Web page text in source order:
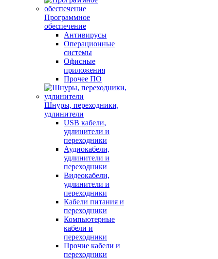
Программное
обеспечение
Антивирусы
Операционные
системы
Офисные
приложения
Прочее ПО
Шнуры, переходники,
удлинители
USB кабели,
удлинители и
переходники
Аудиокабели,
удлинители и
переходники
Видеокабели,
удлинители и
переходники
Кабели питания и
переходники
Компьютерные
кабели и
переходники
Прочие кабели и
переходники